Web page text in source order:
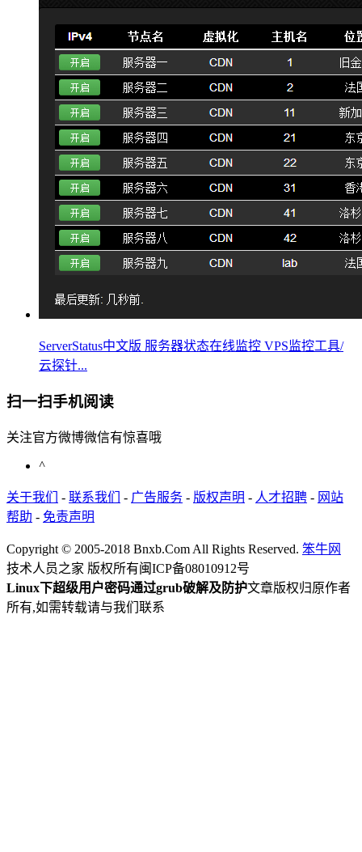
ServerStatus中文版 服务器状态在线监控 VPS监控工具/
云探针...
扫一扫手机阅读
关注官方微博微信有惊喜哦
^
关于我们 - 联系我们 - 广告服务 - 版权声明 - 人才招聘 - 网站
帮助 - 免责声明
Copyright © 2005-2018 Bnxb.Com All Rights Reserved. 笨牛网
技术人员之家 版权所有闽ICP备08010912号
Linux下超级用户密码通过grub破解及防护文章版权归原作者
所有,如需转载请与我们联系